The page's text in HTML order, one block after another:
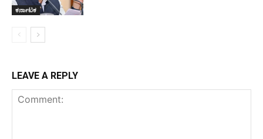
ಕರ್ನಾಟಕ
LEAVE A REPLY